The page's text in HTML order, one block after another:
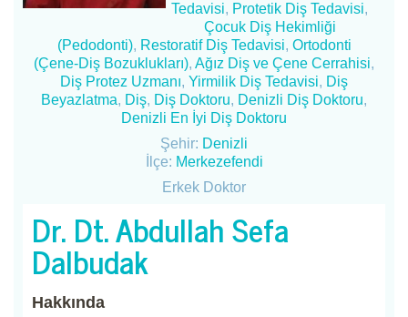
Tedavisi, Protetik Diş Tedavisi,
Çocuk Diş Hekimliği
(Pedodonti), Restoratif Diş Tedavisi, Ortodonti
(Çene-Diş Bozuklukları), Ağız Diş ve Çene Cerrahisi,
Diş Protez Uzmanı, Yirmilik Diş Tedavisi, Diş
Beyazlatma, Diş, Diş Doktoru, Denizli Diş Doktoru,
Denizli En İyi Diş Doktoru
Şehir: Denizli
İlçe: Merkezefendi
Erkek Doktor
Dr. Dt. Abdullah Sefa
Dalbudak
Hakkında